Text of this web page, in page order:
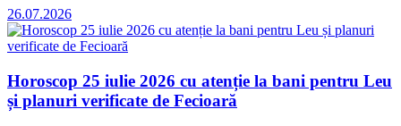
26.07.2026
Horoscop 25 iulie 2026 cu atenție la bani pentru Leu
și planuri verificate de Fecioară